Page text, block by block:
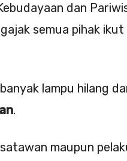
dan
semua pihak ikut
lampu hilang
.
maupun